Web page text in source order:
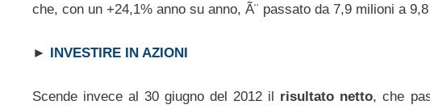
che, con un +24,1% anno su anno, Ã¨ passato da 7,9 milioni a
► INVESTIRE IN AZIONI
Scende invece al 30 giugno del 2012 il risultato netto, che